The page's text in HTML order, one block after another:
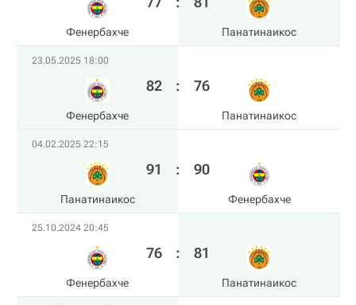
Фенербахче Панатинаикос
23.05.2025 18:00
Фенербахче
82 : 76
Панатинаикос
04.02.2025 22:15
Панатинаикос
91 : 90
Фенербахче
25.10.2024 20:45
Фенербахче
76 : 81
Панатинаикос